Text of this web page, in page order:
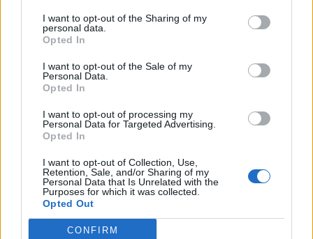
I want to opt-out of the Sharing of my
personal data.
Opted In
I want to opt-out of the Sale of my
Personal Data.
Opted In
I want to opt-out of processing my
Personal Data for Targeted Advertising.
Opted In
I want to opt-out of Collection, Use,
Retention, Sale, and/or Sharing of my
Personal Data that Is Unrelated with the
Purposes for which it was collected.
Opted Out
CONFIRM
Ο ΣΥΡΙΖΑ-ΠΣ για την επιδότηση στο
ηλεκτρικό ρεύμα των επιχειρήσεων